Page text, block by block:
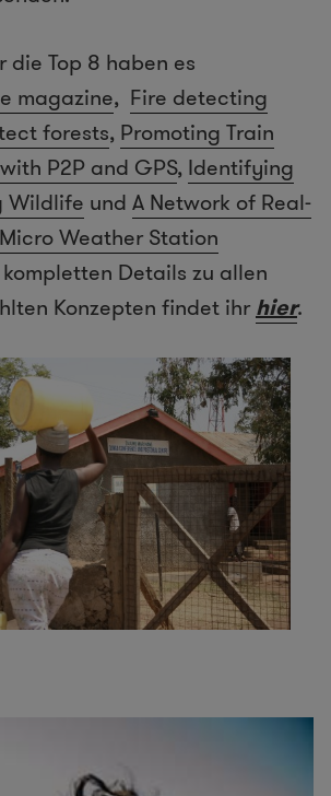
die Top 8 haben es
magazine, Fire detecting
forests, Promoting Train
P2P and GPS, Identifying
Wildlife und A Network of Real-
Weather Station
Details zu allen
Konzepten findet ihr hier.